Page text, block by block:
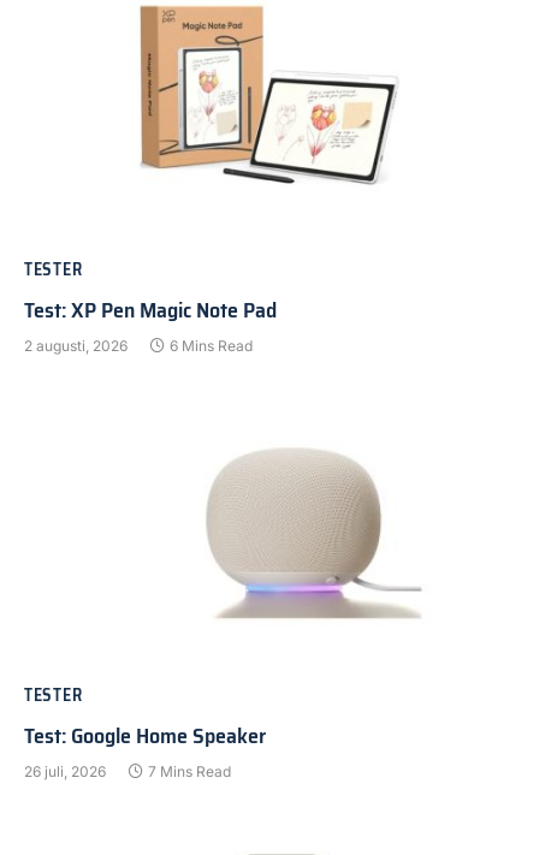
TESTER
Test: XP Pen Magic Note Pad
2 augusti, 2026 6 Mins Read
TESTER
Test: Google Home Speaker
26 juli, 2026 7 Mins Read